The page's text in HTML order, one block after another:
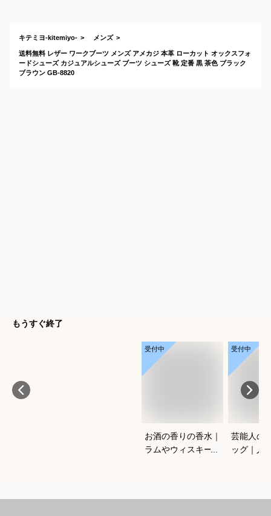
キテミヨ-kitemiyo- メンズ
送料無料 レザー ワークブーツ メンズ アメカジ 本革 ローカット オックスフォ
ードシューズ カジュアルシューズ ブーツ シューズ 靴 定番 黒 茶色 ブラック
ブラウン GB-8820
もうすぐ終了
受付中
お酒の香りの香水｜
ラムやウィスキーな
受付中
芸能人の
ッグ｜人